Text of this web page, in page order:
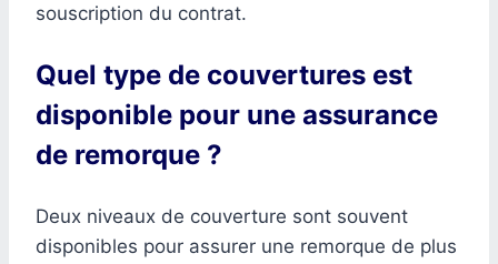
souscription du contrat.
Quel type de couvertures est
disponible pour une assurance
de remorque ?
Deux niveaux de couverture sont souvent
disponibles pour assurer une remorque de plus